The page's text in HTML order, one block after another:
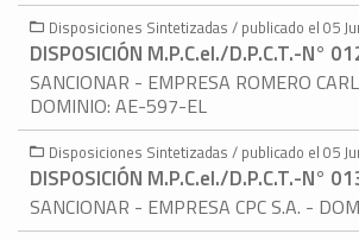
Disposiciones Sintetizadas / publicado el 05
DISPOSICIÓN M.P.C.eI./D.P.C.T.-N°
SANCIONAR - EMPRESA ROMERO
DOMINIO: AE-597-EL
Disposiciones Sintetizadas / publicado el 05
DISPOSICIÓN M.P.C.eI./D.P.C.T.-N°
SANCIONAR - EMPRESA CPC S.A. -